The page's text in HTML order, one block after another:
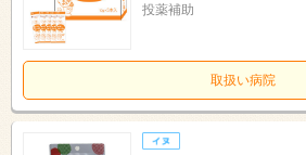
投薬補助
取扱い病院